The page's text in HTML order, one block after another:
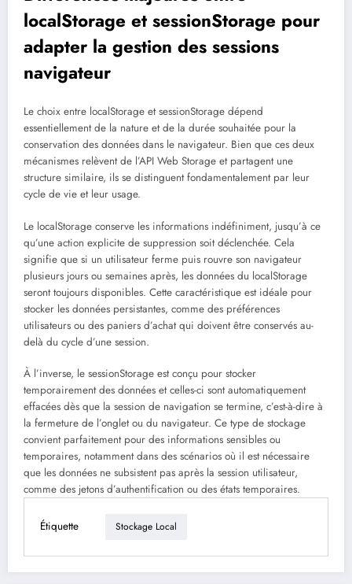
localStorage et sessionStorage pour
adapter la gestion des sessions
navigateur
Le choix entre localStorage et sessionStorage dépend
essentiellement de la nature et de la durée souhaitée pour la
conservation des données dans le navigateur. Bien que ces deux
mécanismes relèvent de l’API Web Storage et partagent une
structure similaire, ils se distinguent fondamentalement par leur
cycle de vie et leur usage.
Le localStorage conserve les informations indéfiniment, jusqu’à ce
qu’une action explicite de suppression soit déclenchée. Cela
signifie que si un utilisateur ferme puis rouvre son navigateur
plusieurs jours ou semaines après, les données du localStorage
seront toujours disponibles. Cette caractéristique est idéale pour
stocker les données persistantes, comme des préférences
utilisateurs ou des paniers d’achat qui doivent être conservés au-
delà du cycle d’une session.
À l’inverse, le sessionStorage est conçu pour stocker
temporairement des données et celles-ci sont automatiquement
effacées dès que la session de navigation se termine, c’est-à-dire à
la fermeture de l’onglet ou du navigateur. Ce type de stockage
convient parfaitement pour des informations sensibles ou
temporaires, notamment dans des scénarios où il est nécessaire
que les données ne subsistent pas après la session utilisateur,
comme des jetons d’authentification ou des états temporaires.
Étiquette Stockage Local